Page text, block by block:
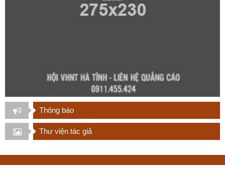
Thông báo
Thư viện tác giả